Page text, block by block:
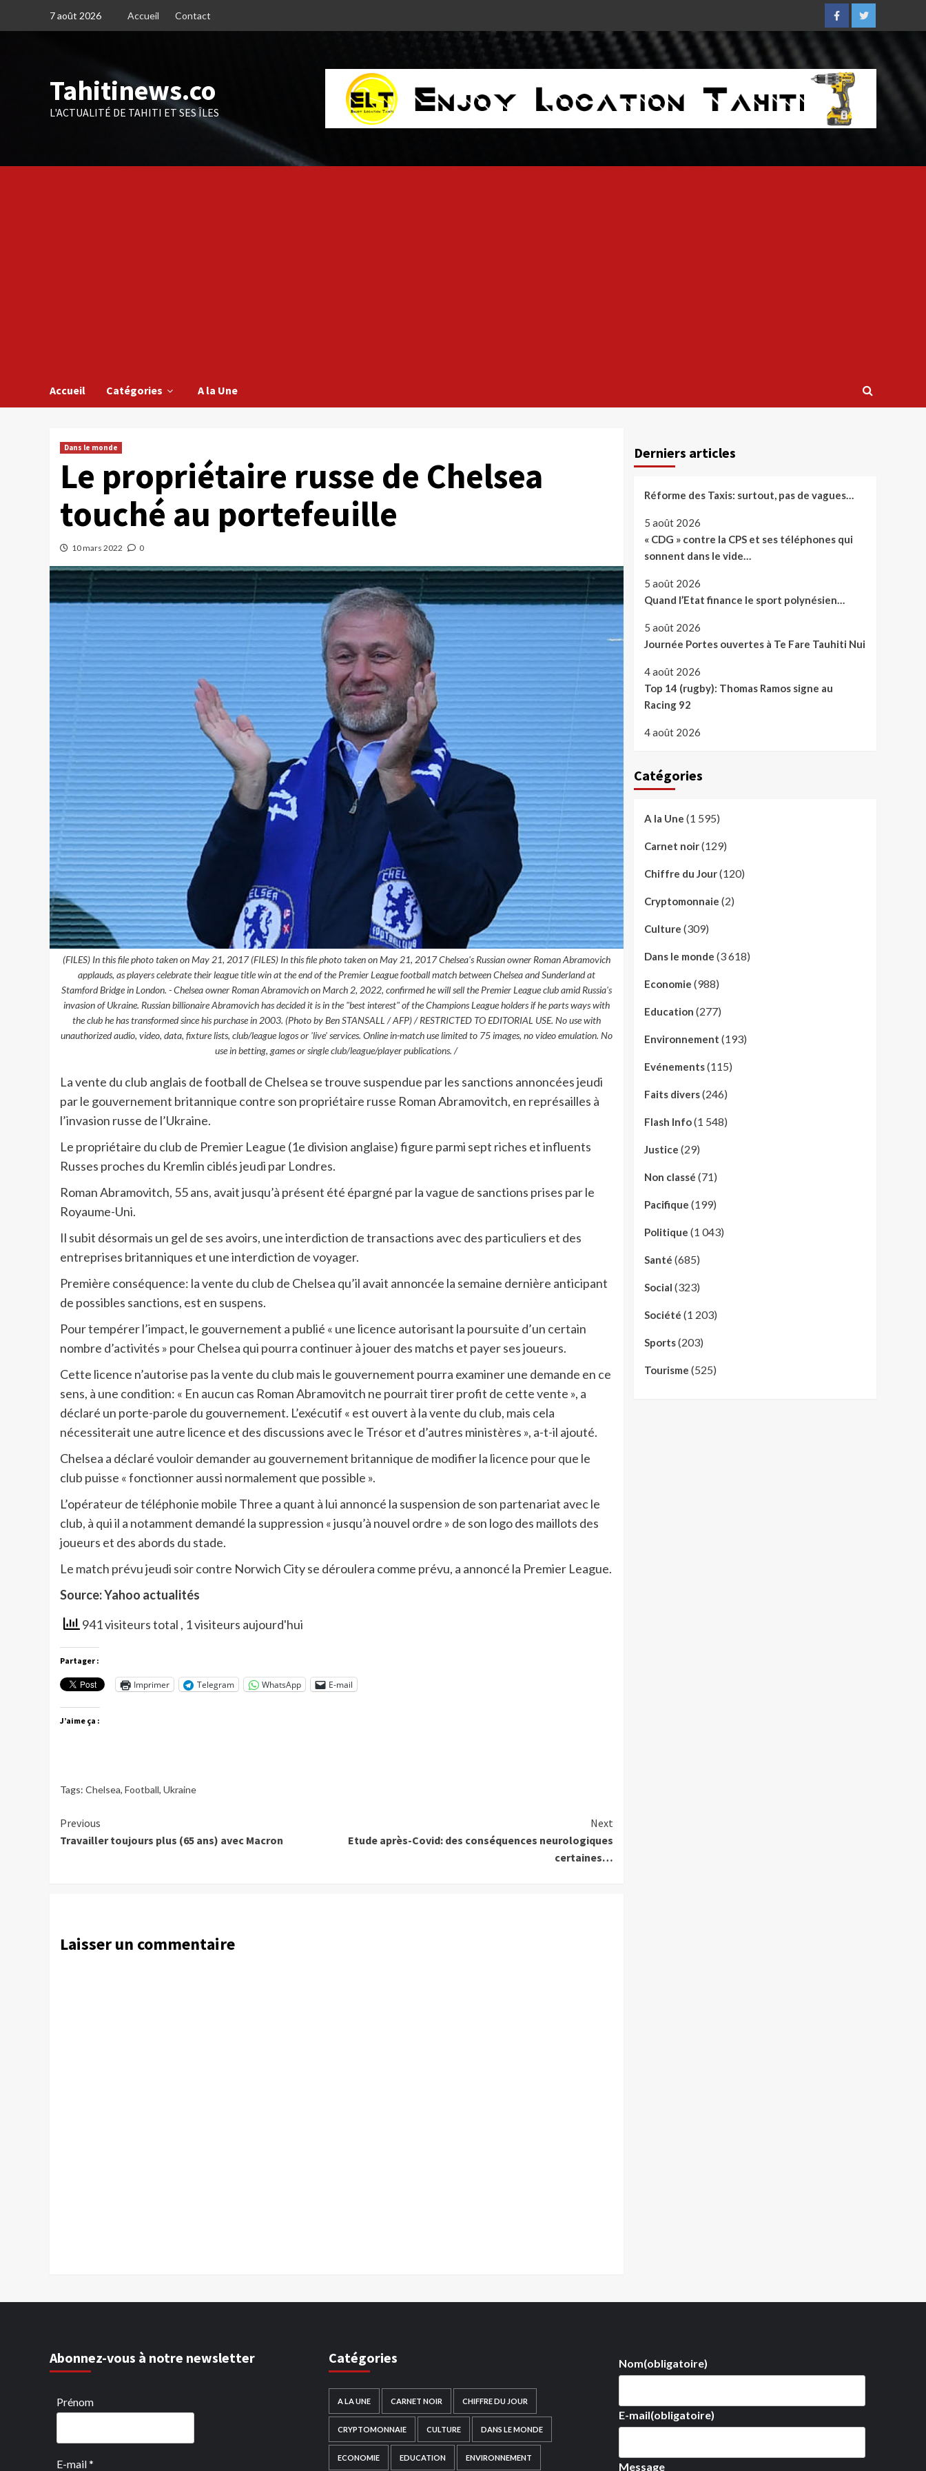
7 août 2026 Accueil Contact
FacebookTwitter
Tahitinews.co
L'ACTUALITÉ DE TAHITI ET SES ÎLES
Accueil Catégories A la Une
Dans le monde
Le propriétaire russe de Chelsea
touché au portefeuille
10 mars 2022 0
(FILES) In this file photo taken on May 21, 2017 (FILES) In this file photo taken on May 21, 2017 Chelsea's Russian owner Roman Abramovich
applauds, as players celebrate their league title win at the end of the Premier League football match between Chelsea and Sunderland at
Stamford Bridge in London. - Chelsea owner Roman Abramovich on March 2, 2022, confirmed he will sell the Premier League club amid Russia's
invasion of Ukraine. Russian billionaire Abramovich has decided it is in the "best interest" of the Champions League holders if he parts ways with
the club he has transformed since his purchase in 2003. (Photo by Ben STANSALL / AFP) / RESTRICTED TO EDITORIAL USE. No use with
unauthorized audio, video, data, fixture lists, club/league logos or 'live' services. Online in-match use limited to 75 images, no video emulation. No
use in betting, games or single club/league/player publications. /
La vente du club anglais de football de Chelsea se trouve suspendue par les sanctions annoncées jeudi
par le gouvernement britannique contre son propriétaire russe Roman Abramovitch, en représailles à
l’invasion russe de l’Ukraine.
Le propriétaire du club de Premier League (1e division anglaise) figure parmi sept riches et influents
Russes proches du Kremlin ciblés jeudi par Londres.
Roman Abramovitch, 55 ans, avait jusqu’à présent été épargné par la vague de sanctions prises par le
Royaume-Uni.
Il subit désormais un gel de ses avoirs, une interdiction de transactions avec des particuliers et des
entreprises britanniques et une interdiction de voyager.
Première conséquence: la vente du club de Chelsea qu’il avait annoncée la semaine dernière anticipant
de possibles sanctions, est en suspens.
Pour tempérer l’impact, le gouvernement a publié « une licence autorisant la poursuite d’un certain
nombre d’activités » pour Chelsea qui pourra continuer à jouer des matchs et payer ses joueurs.
Cette licence n’autorise pas la vente du club mais le gouvernement pourra examiner une demande en ce
sens, à une condition: « En aucun cas Roman Abramovitch ne pourrait tirer profit de cette vente », a
déclaré un porte-parole du gouvernement. L’exécutif « est ouvert à la vente du club, mais cela
nécessiterait une autre licence et des discussions avec le Trésor et d’autres ministères », a-t-il ajouté.
Chelsea a déclaré vouloir demander au gouvernement britannique de modifier la licence pour que le
club puisse « fonctionner aussi normalement que possible ».
L’opérateur de téléphonie mobile Three a quant à lui annoncé la suspension de son partenariat avec le
club, à qui il a notamment demandé la suppression « jusqu’à nouvel ordre » de son logo des maillots des
joueurs et des abords du stade.
Le match prévu jeudi soir contre Norwich City se déroulera comme prévu, a annoncé la Premier League.
Source: Yahoo actualités
941 visiteurs total , 1 visiteurs aujourd'hui
Partager :
Imprimer Telegram WhatsApp E-mail
J’aime ça :
Tags: Chelsea, Football, Ukraine
Continue
Reading
Previous
Travailler toujours plus (65 ans) avec Macron
Next
Etude après-Covid: des conséquences neurologiques
certaines…
Laisser un commentaire
Derniers articles
Réforme des Taxis: surtout, pas de vagues…
5 août 2026
« CDG » contre la CPS et ses téléphones qui
sonnent dans le vide…
5 août 2026
Quand l’Etat finance le sport polynésien…
5 août 2026
Journée Portes ouvertes à Te Fare Tauhiti Nui
4 août 2026
Top 14 (rugby): Thomas Ramos signe au
Racing 92
4 août 2026
Catégories
A la Une (1 595)
Carnet noir(129)
Chiffre du Jour(120)
Cryptomonnaie (2)
Culture (309)
Dans le monde (3 618)
Economie (988)
Education (277)
Environnement (193)
Evénements(115)
Faits divers(246)
Flash Info(1 548)
Justice (29)
Non classé (71)
Pacifique (199)
Politique (1 043)
Santé (685)
Social (323)
Société (1 203)
Sports(203)
Tourisme (525)
Abonnez-vous à notre newsletter
Prénom
E-mail*
Catégories
A LA UNE CARNET NOIR CHIFFRE DU JOUR
CRYPTOMONNAIE CULTURE DANS LE MONDE
ECONOMIE EDUCATION ENVIRONNEMENT
Nom(obligatoire)
E-mail(obligatoire)
Message